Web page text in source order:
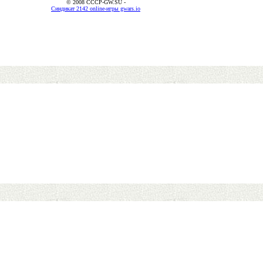
© 2008 CCCP-GW.SU -
Синдикат 2142 online-игры gwars.io